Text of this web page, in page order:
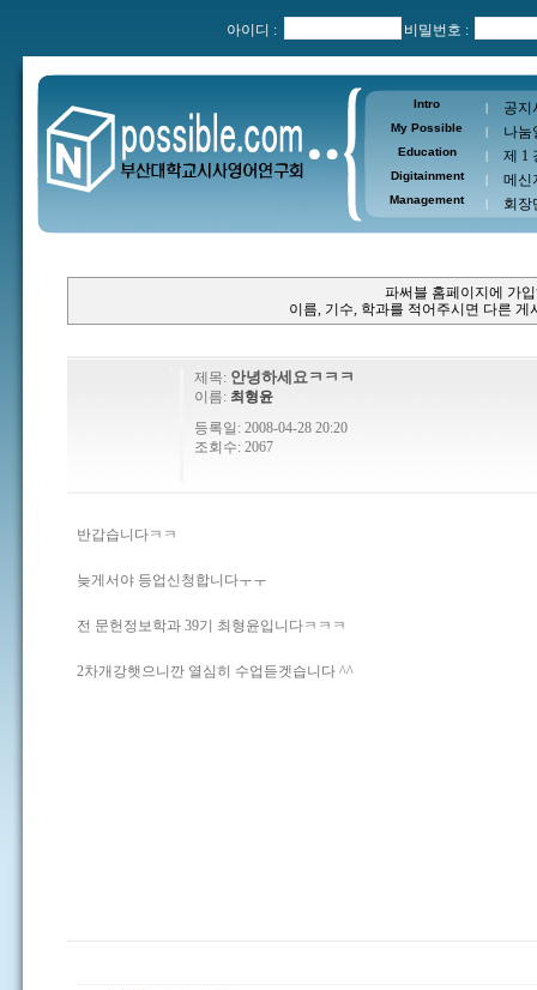
아이디 : 비밀번호 :
Intro | 공지
My Possible | 나눔
Education | 제 1
Digitainment | 메신
Management | 회장
파써블 홈페이지에 가
이름, 기수, 학과를 적어주시면 다른
제목: 안녕하세요ㅋㅋㅋ
이름: 최형윤
등록일: 2008-04-28 20:20
조회수: 2067
반갑습니다ㅋㅋ
늦게서야 등업신청합니다ㅜㅜ
전 문헌정보학과 39기 최형윤입니다ㅋㅋㅋ
2차개강햇으니깐 열심히 수업듣겟습니다 ^^